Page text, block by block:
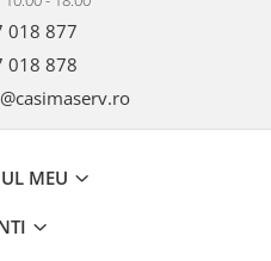
018 877
018 878
MEU